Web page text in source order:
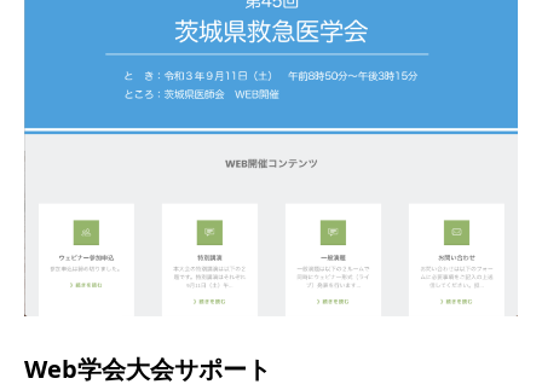
Web学会大会サポート